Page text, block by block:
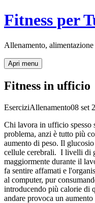
Fitness per
Allenamento, alimentazione
Apri menu
Fitness in ufficio
EserciziAllenamento08 set
Chi lavora in ufficio spesso
problema, anzi è tutto più
aumento di peso. Il
cellule cerebrali. I livelli di
maggiormente durante il
fa sentire affamati e
al computer, pur
introducendo più calorie di
andare provoca un aumento